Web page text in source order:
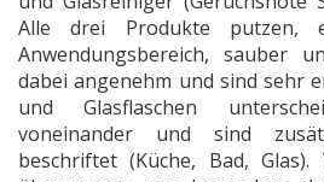
Alle drei Produkte putzen,
Anwendungsbereich, sauber
dabei angenehm und sind sehr
und Glasflaschen
voneinander und sind
beschriftet (Küche, Bad, Glas).